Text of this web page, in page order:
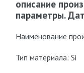
описание
параметры.
Наименование
Тип материала: Si